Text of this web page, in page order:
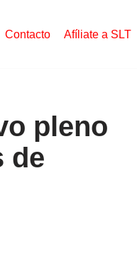
Contacto Afíliate a SLT
pleno
de